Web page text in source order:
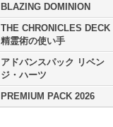
BLAZING DOMINION
THE CHRONICLES DECK
精霊術の使い手
アドバンスパック リベン
ジ・ハーツ
PREMIUM PACK 2026